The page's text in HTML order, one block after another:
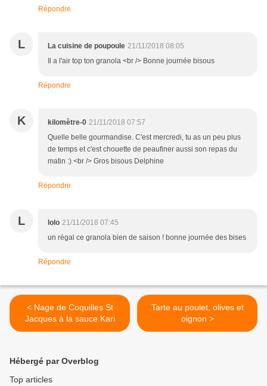
Répondre
L La cuisine de poupoule 21/11/2018 08:05
Il a l'air top ton granola <br /> Bonne journée bisous
Répondre
K kilomètre-0 21/11/2018 07:57
Quelle belle gourmandise. C'est mercredi, tu as un peu plus
de temps et c'est chouette de peaufiner aussi son repas du
matin :) <br /> Gros bisous Delphine
Répondre
L lolo 21/11/2018 07:45
un régal ce granola bien de saison ! bonne journée des bises
Répondre
< Nage de Coquilles St
Jacques à la sauce Kari
Tarte au poulet, olives et
oignon >
Hébergé par Overblog
Top articles